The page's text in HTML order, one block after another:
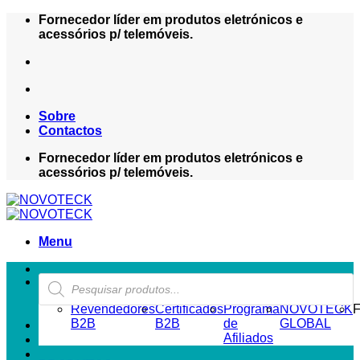
Skip
Fornecedor líder em produtos eletrónicos e
acessórios p/ telemóveis.
Sobre
Contactos
Fornecedor líder em produtos eletrónicos e
acessórios p/ telemóveis.
Menu
Products
search
ZONA REVENDEDOR-B2B
Revendedores
B2B
Certificados
B2B
Programa
de
Afiliados
NOVOTECK
GLOBAL